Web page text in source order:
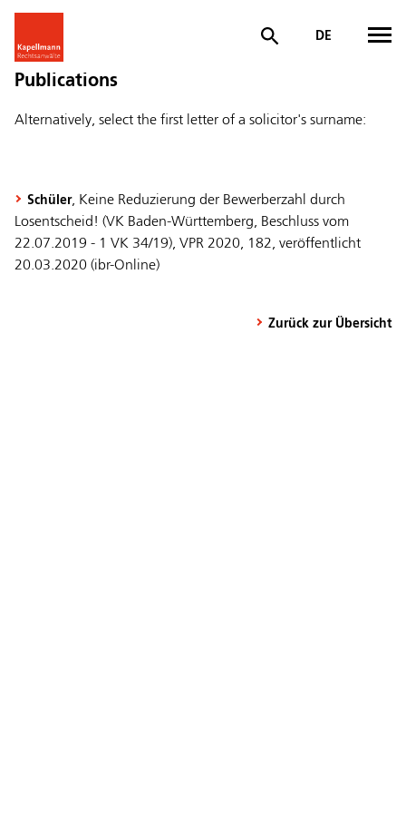
DE
Publications
Alternatively, select the first letter of a solicitor's surname:
Schüler, Keine Reduzierung der Bewerberzahl durch
Losentscheid! (VK Baden-Württemberg, Beschluss vom
22.07.2019 - 1 VK 34/19), VPR 2020, 182, veröffentlicht
20.03.2020 (ibr-Online)
Zurück zur Übersicht